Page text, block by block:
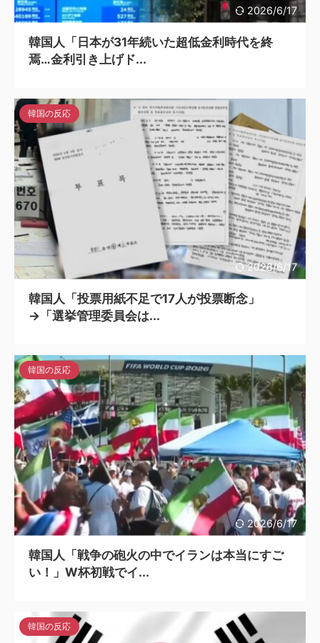
2026/6/17
韓国人「日本が31年続いた超低金利時代を終
焉…金利引き上げド...
2026/6/17
韓国の反応
韓国人「投票用紙不足で17人が投票断念」
→「選挙管理委員会は...
2026/6/17
韓国の反応
韓国人「戦争の砲火の中でイランは本当にすご
い！」W杯初戦でイ...
韓国の反応